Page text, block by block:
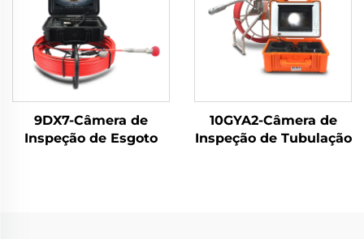
9DX7-Câmera de
Inspeção de Esgoto
10GYA2-Câmera de
Inspeção de Tubulação